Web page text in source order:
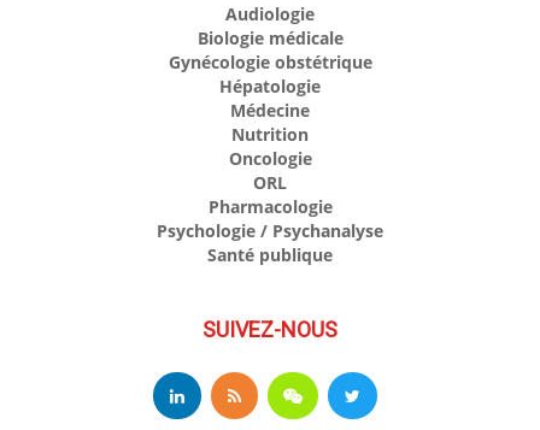
Audiologie
Biologie médicale
Gynécologie obstétrique
Hépatologie
Médecine
Nutrition
Oncologie
ORL
Pharmacologie
Psychologie / Psychanalyse
Santé publique
SUIVEZ-NOUS